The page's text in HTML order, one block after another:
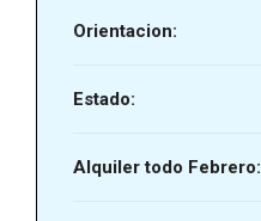
Orientacion:
Estado:
Alquiler todo Febrero: